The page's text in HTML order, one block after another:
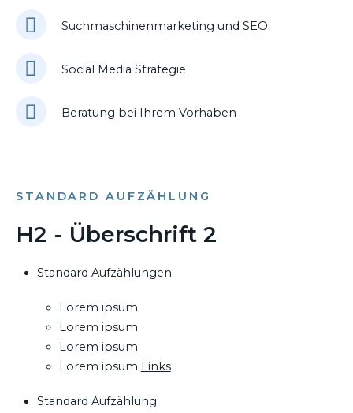
Suchmaschinenmarketing und SEO
Social Media Strategie
Beratung bei Ihrem Vorhaben
STANDARD AUFZÄHLUNG
H2 - Überschrift 2
Standard Aufzählungen
Lorem ipsum
Lorem ipsum
Lorem ipsum
Lorem ipsum Links
Standard Aufzählung